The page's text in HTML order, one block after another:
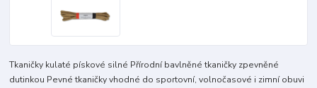
Tkaničky kulaté pískové silné Přírodní bavlněné tkaničky zpevněné
dutinkou Pevné tkaničky vhodné do sportovní, volnočasové i zimní obuvi